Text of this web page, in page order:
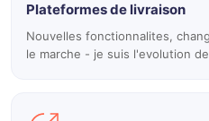
Plateformes de livraison
Nouvelles fonctionnalites,
le marche - je suis l'evolution